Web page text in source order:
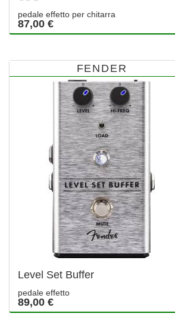
pedale effetto per chitarra
87,00 €
FENDER
Level Set Buffer
pedale effetto
89,00 €